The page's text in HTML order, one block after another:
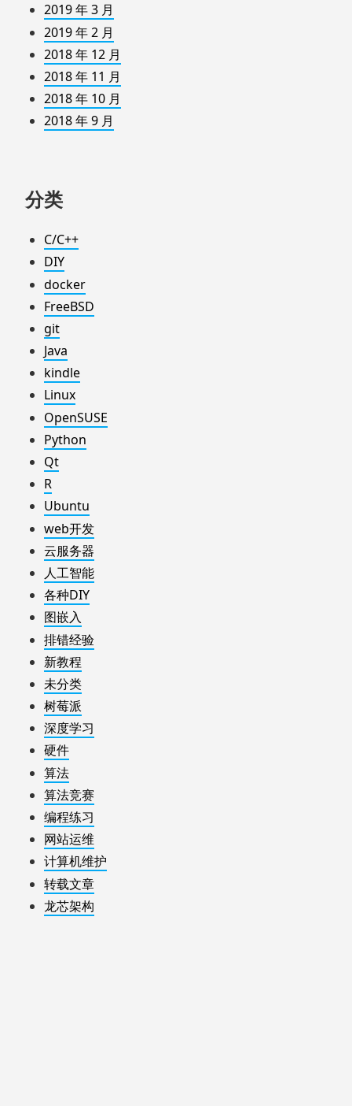
2019 年 3 月
2019 年 2 月
2018 年 12 月
2018 年 11 月
2018 年 10 月
2018 年 9 月
分类
C/C++
DIY
docker
FreeBSD
git
Java
kindle
Linux
OpenSUSE
Python
Qt
R
Ubuntu
web开发
云服务器
人工智能
各种DIY
图嵌入
排错经验
新教程
未分类
树莓派
深度学习
硬件
算法
算法竞赛
编程练习
网站运维
计算机维护
转载文章
龙芯架构